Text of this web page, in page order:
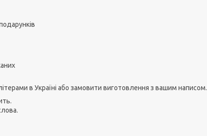
в Україні або замовити виготовлення з вашим написом.